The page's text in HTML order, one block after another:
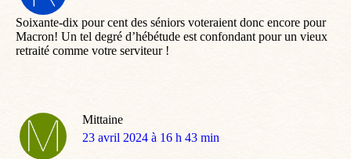
Soixante-dix pour cent des séniors voteraient donc encore pour
Macron! Un tel degré d’hébétude est confondant pour un vieux
retraité comme votre serviteur !
Mittaine
dit
23 avril 2024 à 16 h 43 min